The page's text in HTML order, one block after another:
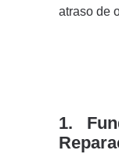
atraso de
1.